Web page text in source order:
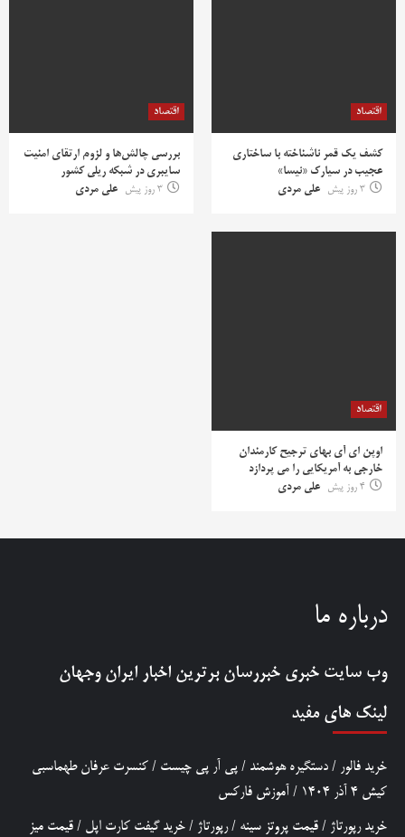
اقتصاد
کشف یک قمر ناشناخته با ساختاری
عجیب در سیارک «نیسا»
3 روز پیش
علی مردی
اقتصاد
بررسی چالش‌ها و لزوم ارتقای امنیت
سایبری در شبکه ریلی کشور
3 روز پیش
علی مردی
اقتصاد
اوپن ای آی بهای ترجیح کارمندان
خارجی به آمریکایی را می پردازد
4 روز پیش
علی مردی
درباره ما
وب سایت خبری خبررسان برترین اخبار ایران وجهان
لینک های مفید
خرید فالور / دستگیره هوشمند / پی آر پی چیست / کنسرت عرفان طهماسبی
کیش 4 آذر 1404
/ آموزش فارکس
خرید رپورتاژ / قیمت پروتز سینه /رپورتاژ / خرید گیفت کارت اپل / قیمت میز